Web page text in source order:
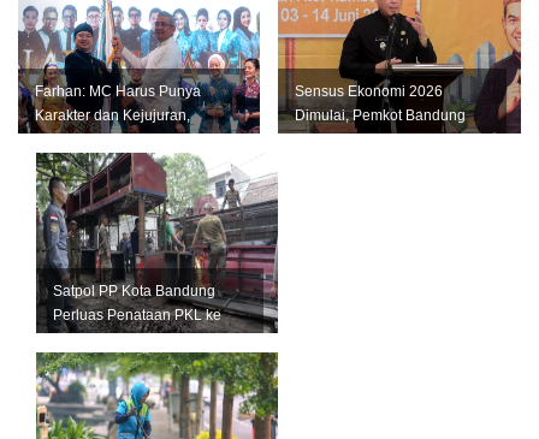
Farhan: MC Harus Punya
Karakter dan Kejujuran,
Lain
Sensus Ekonomi 2026
Dimulai, Pemkot Bandung
Satpol PP Kota Bandung
Perluas Penataan PKL ke